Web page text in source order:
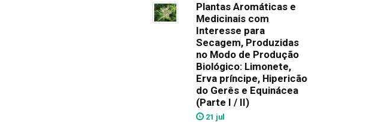
Plantas Aromáticas e
Medicinais com
Interesse para
Secagem, Produzidas
no Modo de Produção
Biológico: Limonete,
Erva príncipe, Hipericão
do Gerês e Equinácea
(Parte I / II)
21 jul